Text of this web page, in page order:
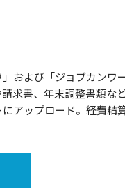
および「ジョブカンワ
求書、年末調整書類な
アップロード。経費精